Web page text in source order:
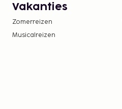
Vakanties
Zomerreizen
Musicalreizen